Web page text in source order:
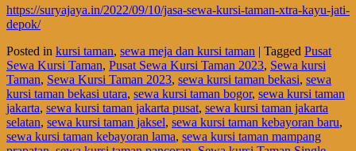
https://suryajaya.in/2022/09/10/jasa-sewa-kursi-taman-xtra-kayu-jati-
depok/
Posted in kursi taman, sewa meja dan kursi taman | Tagged Pusat
Sewa Kursi Taman, Pusat Sewa Kursi Taman 2023, Sewa kursi
Taman, Sewa Kursi Taman 2023, sewa kursi taman bekasi, sewa
kursi taman bekasi utara, sewa kursi taman bogor, sewa kursi taman
jakarta, sewa kursi taman jakarta pusat, sewa kursi taman jakarta
selatan, sewa kursi taman jaksel, sewa kursi taman kebayoran baru,
sewa kursi taman kebayoran lama, sewa kursi taman mampang